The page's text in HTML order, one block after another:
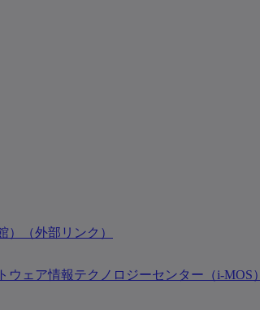
）（外部リンク）
ウェア情報テクノロジーセンター（i-MOS）